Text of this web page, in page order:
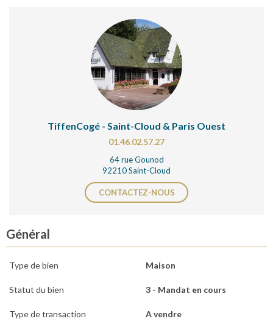
TiffenCogé - Saint-Cloud & Paris Ouest
01.46.02.57.27
64 rue Gounod
92210 Saint-Cloud
CONTACTEZ-NOUS
Général
Type de bien Maison
Statut du bien 3 - Mandat en cours
Type de transaction A vendre